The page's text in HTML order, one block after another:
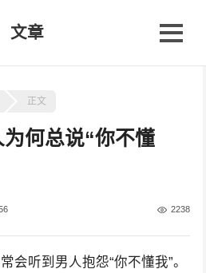
文章
正文
何总说“你不懂
2238
会听到男人抱怨“你不懂我”。